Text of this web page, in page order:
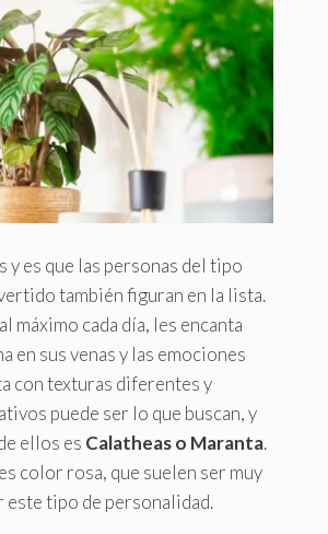
y es que las personas del tipo
también figuran en la lista.
máximo cada día, les encanta
en sus venas y las emociones
con texturas diferentes y
puede ser lo que buscan, y
ellos es Calatheas o Maranta.
color rosa, que suelen ser muy
este tipo de personalidad.